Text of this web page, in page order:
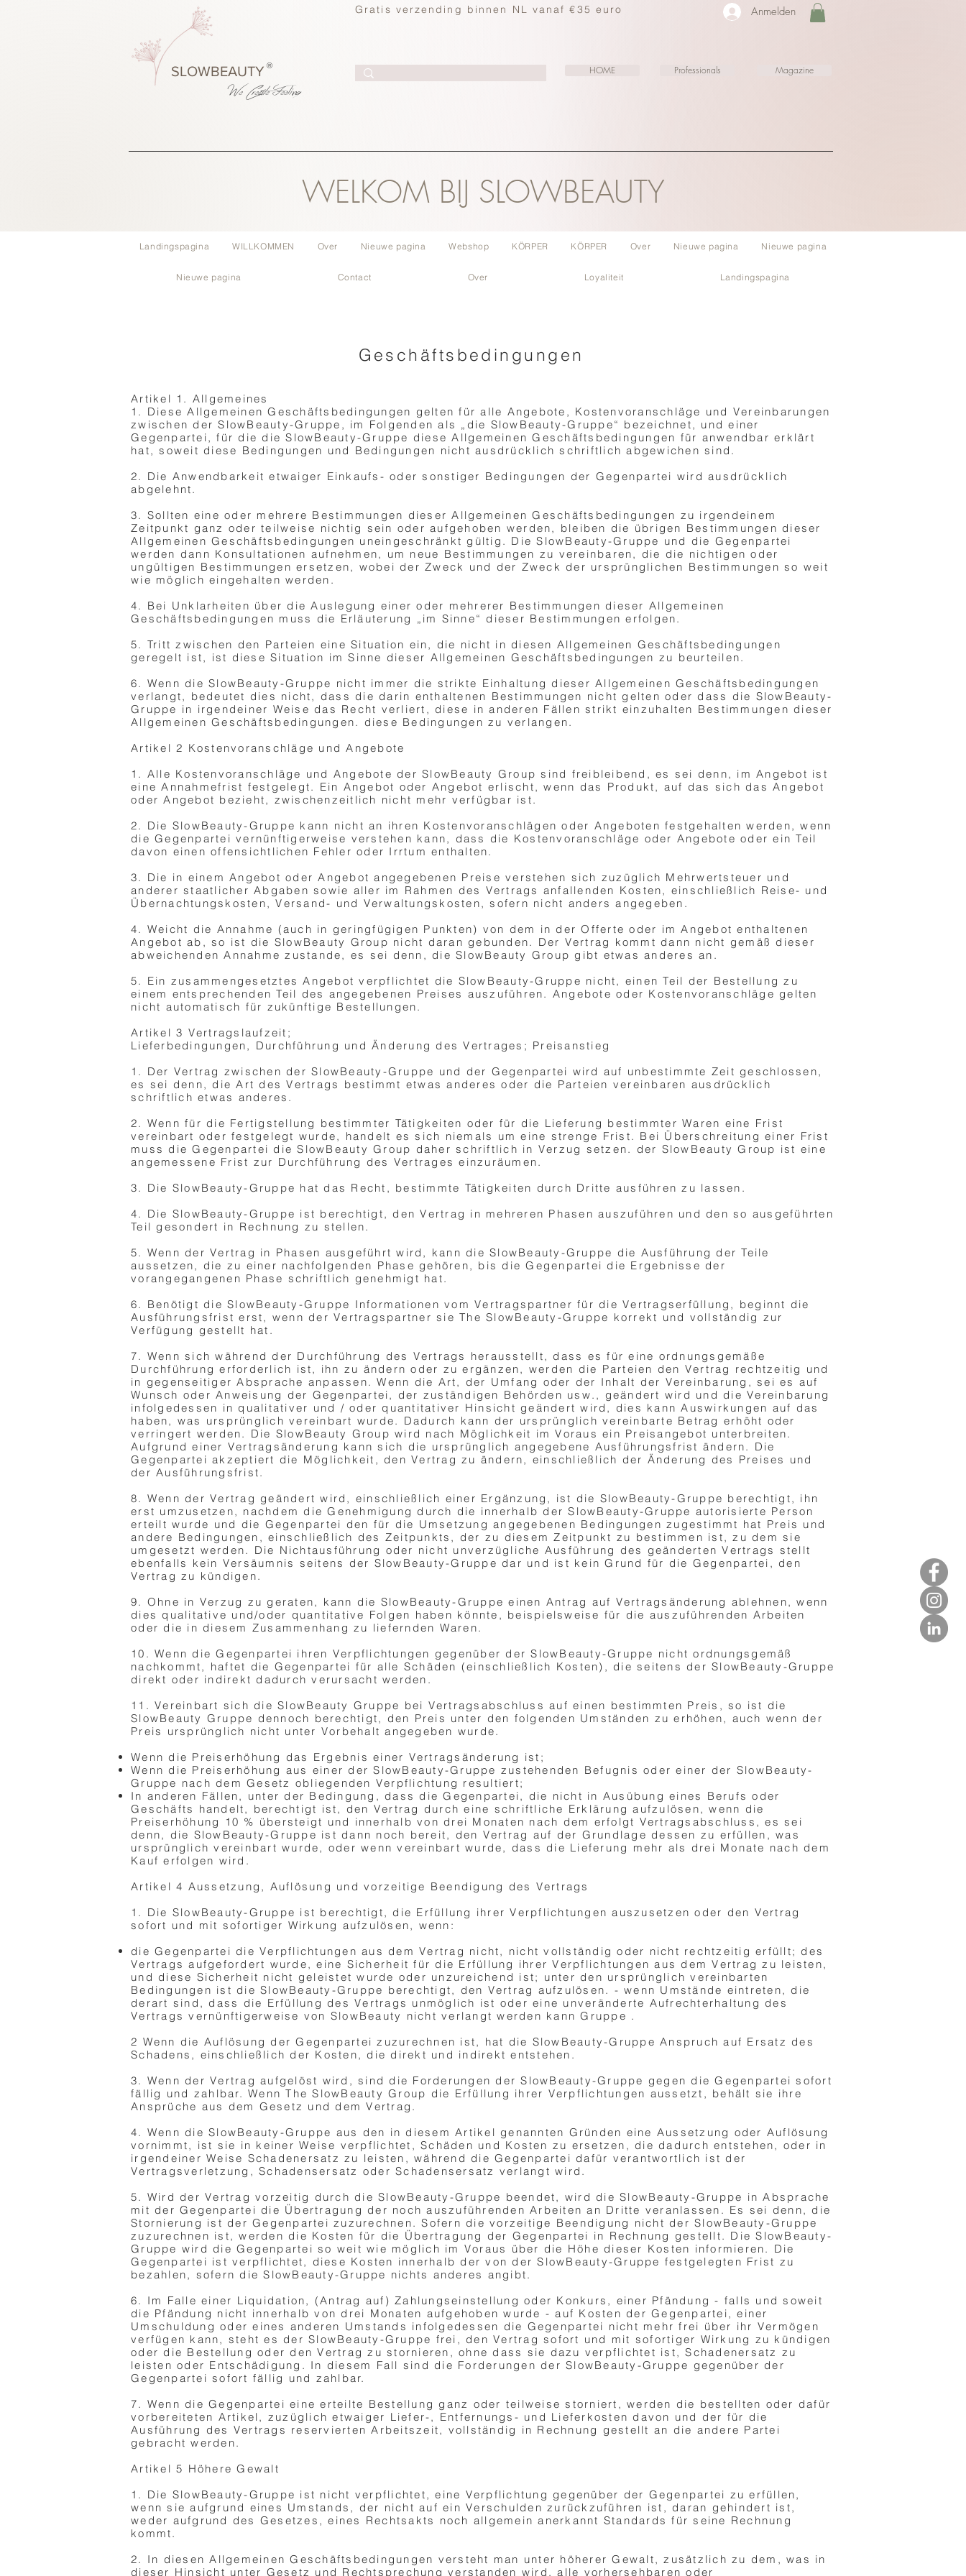
Gratis verzending binnen NL vanaf €35 euro Anmelden
®
SLOWBEAUTY
We CreateFeeling
HOME Professionals Magazine
WELKOM BIJ SLOWBEAUTY
Landingspagina WILLKOMMEN Over Nieuwe pagina Webshop KÖRPER KÖRPER Over Nieuwe pagina Nieuwe pagina
Nieuwe pagina Contact Over Loyaliteit Landingspagina
Geschäftsbedingungen
Artikel 1. Allgemeines
1. Diese Allgemeinen Geschäftsbedingungen gelten für alle Angebote, Kostenvoranschläge und Vereinbarungen
zwischen der SlowBeauty-Gruppe, im Folgenden als „die SlowBeauty-Gruppe“ bezeichnet, und einer
Gegenpartei, für die die SlowBeauty-Gruppe diese Allgemeinen Geschäftsbedingungen für anwendbar erklärt
hat, soweit diese Bedingungen und Bedingungen nicht ausdrücklich schriftlich abgewichen sind.
2. Die Anwendbarkeit etwaiger Einkaufs- oder sonstiger Bedingungen der Gegenpartei wird ausdrücklich
abgelehnt.
3. Sollten eine oder mehrere Bestimmungen dieser Allgemeinen Geschäftsbedingungen zu irgendeinem
Zeitpunkt ganz oder teilweise nichtig sein oder aufgehoben werden, bleiben die übrigen Bestimmungen dieser
Allgemeinen Geschäftsbedingungen uneingeschränkt gültig. Die SlowBeauty-Gruppe und die Gegenpartei
werden dann Konsultationen aufnehmen, um neue Bestimmungen zu vereinbaren, die die nichtigen oder
ungültigen Bestimmungen ersetzen, wobei der Zweck und der Zweck der ursprünglichen Bestimmungen so weit
wie möglich eingehalten werden.
4. Bei Unklarheiten über die Auslegung einer oder mehrerer Bestimmungen dieser Allgemeinen
Geschäftsbedingungen muss die Erläuterung „im Sinne“ dieser Bestimmungen erfolgen.
5. Tritt zwischen den Parteien eine Situation ein, die nicht in diesen Allgemeinen Geschäftsbedingungen
geregelt ist, ist diese Situation im Sinne dieser Allgemeinen Geschäftsbedingungen zu beurteilen.
6. Wenn die SlowBeauty-Gruppe nicht immer die strikte Einhaltung dieser Allgemeinen Geschäftsbedingungen
verlangt, bedeutet dies nicht, dass die darin enthaltenen Bestimmungen nicht gelten oder dass die SlowBeauty-
Gruppe in irgendeiner Weise das Recht verliert, diese in anderen Fällen strikt einzuhalten Bestimmungen dieser
Allgemeinen Geschäftsbedingungen. diese Bedingungen zu verlangen.
Artikel 2 Kostenvoranschläge und Angebote
1. Alle Kostenvoranschläge und Angebote der SlowBeauty Group sind freibleibend, es sei denn, im Angebot ist
eine Annahmefrist festgelegt. Ein Angebot oder Angebot erlischt, wenn das Produkt, auf das sich das Angebot
oder Angebot bezieht, zwischenzeitlich nicht mehr verfügbar ist.
2. Die SlowBeauty-Gruppe kann nicht an ihren Kostenvoranschlägen oder Angeboten festgehalten werden, wenn
die Gegenpartei vernünftigerweise verstehen kann, dass die Kostenvoranschläge oder Angebote oder ein Teil
davon einen offensichtlichen Fehler oder Irrtum enthalten.
3. Die in einem Angebot oder Angebot angegebenen Preise verstehen sich zuzüglich Mehrwertsteuer und
anderer staatlicher Abgaben sowie aller im Rahmen des Vertrags anfallenden Kosten, einschließlich Reise- und
Übernachtungskosten, Versand- und Verwaltungskosten, sofern nicht anders angegeben.
4. Weicht die Annahme (auch in geringfügigen Punkten) von dem in der Offerte oder im Angebot enthaltenen
Angebot ab, so ist die SlowBeauty Group nicht daran gebunden. Der Vertrag kommt dann nicht gemäß dieser
abweichenden Annahme zustande, es sei denn, die SlowBeauty Group gibt etwas anderes an.
5. Ein zusammengesetztes Angebot verpflichtet die SlowBeauty-Gruppe nicht, einen Teil der Bestellung zu
einem entsprechenden Teil des angegebenen Preises auszuführen. Angebote oder Kostenvoranschläge gelten
nicht automatisch für zukünftige Bestellungen.
Artikel 3 Vertragslaufzeit;
Lieferbedingungen, Durchführung und Änderung des Vertrages; Preisanstieg
1. Der Vertrag zwischen der SlowBeauty-Gruppe und der Gegenpartei wird auf unbestimmte Zeit geschlossen,
es sei denn, die Art des Vertrags bestimmt etwas anderes oder die Parteien vereinbaren ausdrücklich
schriftlich etwas anderes.
2. Wenn für die Fertigstellung bestimmter Tätigkeiten oder für die Lieferung bestimmter Waren eine Frist
vereinbart oder festgelegt wurde, handelt es sich niemals um eine strenge Frist. Bei Überschreitung einer Frist
muss die Gegenpartei die SlowBeauty Group daher schriftlich in Verzug setzen. der SlowBeauty Group ist eine
angemessene Frist zur Durchführung des Vertrages einzuräumen.
3. Die SlowBeauty-Gruppe hat das Recht, bestimmte Tätigkeiten durch Dritte ausführen zu lassen.
4. Die SlowBeauty-Gruppe ist berechtigt, den Vertrag in mehreren Phasen auszuführen und den so ausgeführten
Teil gesondert in Rechnung zu stellen.
5. Wenn der Vertrag in Phasen ausgeführt wird, kann die SlowBeauty-Gruppe die Ausführung der Teile
aussetzen, die zu einer nachfolgenden Phase gehören, bis die Gegenpartei die Ergebnisse der
vorangegangenen Phase schriftlich genehmigt hat.
6. Benötigt die SlowBeauty-Gruppe Informationen vom Vertragspartner für die Vertragserfüllung, beginnt die
Ausführungsfrist erst, wenn der Vertragspartner sie The SlowBeauty-Gruppe korrekt und vollständig zur
Verfügung gestellt hat.
7. Wenn sich während der Durchführung des Vertrags herausstellt, dass es für eine ordnungsgemäße
Durchführung erforderlich ist, ihn zu ändern oder zu ergänzen, werden die Parteien den Vertrag rechtzeitig und
in gegenseitiger Absprache anpassen. Wenn die Art, der Umfang oder der Inhalt der Vereinbarung, sei es auf
Wunsch oder Anweisung der Gegenpartei, der zuständigen Behörden usw., geändert wird und die Vereinbarung
infolgedessen in qualitativer und / oder quantitativer Hinsicht geändert wird, dies kann Auswirkungen auf das
haben, was ursprünglich vereinbart wurde. Dadurch kann der ursprünglich vereinbarte Betrag erhöht oder
verringert werden. Die SlowBeauty Group wird nach Möglichkeit im Voraus ein Preisangebot unterbreiten.
Aufgrund einer Vertragsänderung kann sich die ursprünglich angegebene Ausführungsfrist ändern. Die
Gegenpartei akzeptiert die Möglichkeit, den Vertrag zu ändern, einschließlich der Änderung des Preises und
der Ausführungsfrist.
8. Wenn der Vertrag geändert wird, einschließlich einer Ergänzung, ist die SlowBeauty-Gruppe berechtigt, ihn
erst umzusetzen, nachdem die Genehmigung durch die innerhalb der SlowBeauty-Gruppe autorisierte Person
erteilt wurde und die Gegenpartei den für die Umsetzung angegebenen Bedingungen zugestimmt hat Preis und
andere Bedingungen, einschließlich des Zeitpunkts, der zu diesem Zeitpunkt zu bestimmen ist, zu dem sie
umgesetzt werden. Die Nichtausführung oder nicht unverzügliche Ausführung des geänderten Vertrags stellt
ebenfalls kein Versäumnis seitens der SlowBeauty-Gruppe dar und ist kein Grund für die Gegenpartei, den
Vertrag zu kündigen.
9. Ohne in Verzug zu geraten, kann die SlowBeauty-Gruppe einen Antrag auf Vertragsänderung ablehnen, wenn
dies qualitative und/oder quantitative Folgen haben könnte, beispielsweise für die auszuführenden Arbeiten
oder die in diesem Zusammenhang zu liefernden Waren.
10. Wenn die Gegenpartei ihren Verpflichtungen gegenüber der SlowBeauty-Gruppe nicht ordnungsgemäß
nachkommt, haftet die Gegenpartei für alle Schäden (einschließlich Kosten), die seitens der SlowBeauty-Gruppe
direkt oder indirekt dadurch verursacht werden.
11. Vereinbart sich die SlowBeauty Gruppe bei Vertragsabschluss auf einen bestimmten Preis, so ist die
SlowBeauty Gruppe dennoch berechtigt, den Preis unter den folgenden Umständen zu erhöhen, auch wenn der
Preis ursprünglich nicht unter Vorbehalt angegeben wurde.
Wenn die Preiserhöhung das Ergebnis einer Vertragsänderung ist;
Wenn die Preiserhöhung aus einer der SlowBeauty-Gruppe zustehenden Befugnis oder einer der SlowBeauty-
Gruppe nach dem Gesetz obliegenden Verpflichtung resultiert;
In anderen Fällen, unter der Bedingung, dass die Gegenpartei, die nicht in Ausübung eines Berufs oder
Geschäfts handelt, berechtigt ist, den Vertrag durch eine schriftliche Erklärung aufzulösen, wenn die
Preiserhöhung 10 % übersteigt und innerhalb von drei Monaten nach dem erfolgt Vertragsabschluss, es sei
denn, die SlowBeauty-Gruppe ist dann noch bereit, den Vertrag auf der Grundlage dessen zu erfüllen, was
ursprünglich vereinbart wurde, oder wenn vereinbart wurde, dass die Lieferung mehr als drei Monate nach dem
Kauf erfolgen wird.
Artikel 4 Aussetzung, Auflösung und vorzeitige Beendigung des Vertrags
1. Die SlowBeauty-Gruppe ist berechtigt, die Erfüllung ihrer Verpflichtungen auszusetzen oder den Vertrag
sofort und mit sofortiger Wirkung aufzulösen, wenn:
die Gegenpartei die Verpflichtungen aus dem Vertrag nicht, nicht vollständig oder nicht rechtzeitig erfüllt; des
Vertrags aufgefordert wurde, eine Sicherheit für die Erfüllung ihrer Verpflichtungen aus dem Vertrag zu leisten,
und diese Sicherheit nicht geleistet wurde oder unzureichend ist; unter den ursprünglich vereinbarten
Bedingungen ist die SlowBeauty-Gruppe berechtigt, den Vertrag aufzulösen. - wenn Umstände eintreten, die
derart sind, dass die Erfüllung des Vertrags unmöglich ist oder eine unveränderte Aufrechterhaltung des
Vertrags vernünftigerweise von SlowBeauty nicht verlangt werden kann Gruppe .
​2 Wenn die Auflösung der Gegenpartei zuzurechnen ist, hat die SlowBeauty-Gruppe Anspruch auf Ersatz des
Schadens, einschließlich der Kosten, die direkt und indirekt entstehen.
3. Wenn der Vertrag aufgelöst wird, sind die Forderungen der SlowBeauty-Gruppe gegen die Gegenpartei sofort
fällig und zahlbar. Wenn The SlowBeauty Group die Erfüllung ihrer Verpflichtungen aussetzt, behält sie ihre
Ansprüche aus dem Gesetz und dem Vertrag.
4. Wenn die SlowBeauty-Gruppe aus den in diesem Artikel genannten Gründen eine Aussetzung oder Auflösung
vornimmt, ist sie in keiner Weise verpflichtet, Schäden und Kosten zu ersetzen, die dadurch entstehen, oder in
irgendeiner Weise Schadenersatz zu leisten, während die Gegenpartei dafür verantwortlich ist der
Vertragsverletzung, Schadensersatz oder Schadensersatz verlangt wird.
5. Wird der Vertrag vorzeitig durch die SlowBeauty-Gruppe beendet, wird die SlowBeauty-Gruppe in Absprache
mit der Gegenpartei die Übertragung der noch auszuführenden Arbeiten an Dritte veranlassen. Es sei denn, die
Stornierung ist der Gegenpartei zuzurechnen. Sofern die vorzeitige Beendigung nicht der SlowBeauty-Gruppe
zuzurechnen ist, werden die Kosten für die Übertragung der Gegenpartei in Rechnung gestellt. Die SlowBeauty-
Gruppe wird die Gegenpartei so weit wie möglich im Voraus über die Höhe dieser Kosten informieren. Die
Gegenpartei ist verpflichtet, diese Kosten innerhalb der von der SlowBeauty-Gruppe festgelegten Frist zu
bezahlen, sofern die SlowBeauty-Gruppe nichts anderes angibt.
6. Im Falle einer Liquidation, (Antrag auf) Zahlungseinstellung oder Konkurs, einer Pfändung - falls und soweit
die Pfändung nicht innerhalb von drei Monaten aufgehoben wurde - auf Kosten der Gegenpartei, einer
Umschuldung oder eines anderen Umstands infolgedessen die Gegenpartei nicht mehr frei über ihr Vermögen
verfügen kann, steht es der SlowBeauty-Gruppe frei, den Vertrag sofort und mit sofortiger Wirkung zu kündigen
oder die Bestellung oder den Vertrag zu stornieren, ohne dass sie dazu verpflichtet ist, Schadenersatz zu
leisten oder Entschädigung. In diesem Fall sind die Forderungen der SlowBeauty-Gruppe gegenüber der
Gegenpartei sofort fällig und zahlbar.
7. Wenn die Gegenpartei eine erteilte Bestellung ganz oder teilweise storniert, werden die bestellten oder dafür
vorbereiteten Artikel, zuzüglich etwaiger Liefer-, Entfernungs- und Lieferkosten davon und der für die
Ausführung des Vertrags reservierten Arbeitszeit, vollständig in Rechnung gestellt an die andere Partei
gebracht werden.
Artikel 5 Höhere Gewalt
1. Die SlowBeauty-Gruppe ist nicht verpflichtet, eine Verpflichtung gegenüber der Gegenpartei zu erfüllen,
wenn sie aufgrund eines Umstands, der nicht auf ein Verschulden zurückzuführen ist, daran gehindert ist,
weder aufgrund des Gesetzes, eines Rechtsakts noch allgemein anerkannt Standards für seine Rechnung
kommt.
2. In diesen Allgemeinen Geschäftsbedingungen versteht man unter höherer Gewalt, zusätzlich zu dem, was in
dieser Hinsicht unter Gesetz und Rechtsprechung verstanden wird, alle vorhersehbaren oder